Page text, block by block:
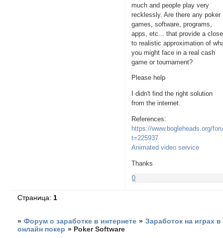
much and people play very
recklessly. Are there any poker
games, software, programs,
apps, etc... that provide a close
to realistic approximation of
you might face in a real cash
game or tournament?
Please help
I didn't find the right solution
from the internet.
References:
https://www.bogleheads.org/
t=225937
Animated video service
Thanks
0
Страница: 1
» Форум о заработке в интернете » Заработок на играх в
онлайн покер » Poker Software